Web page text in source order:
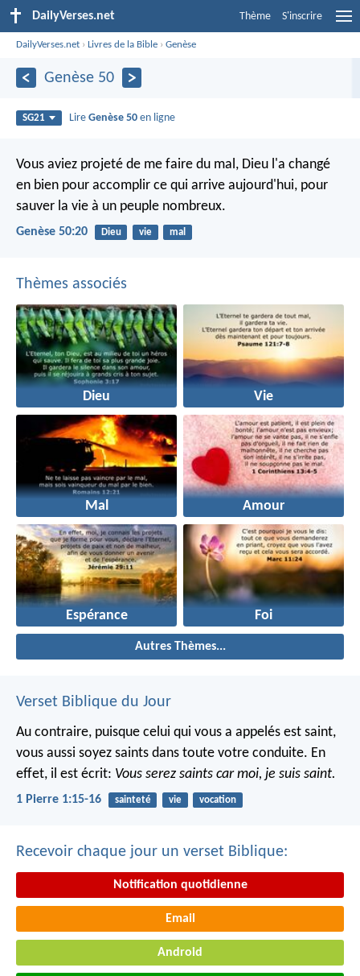
DailyVerses.net Thème S'inscrire
DailyVerses.net ›Livres de la Bible ›Genèse
Genèse 50
SG21 LireGenèse 50 en ligne
Vous aviez projeté de me faire du mal, Dieu l'a changé
en bien pour accomplir ce qui arrive aujourd'hui, pour
sauver la vie à un peuple nombreux.
Genèse 50:20 Dieu vie mal
Thèmes associés
Dieu Vie
Mal Amour
Espérance Foi
Autres Thèmes...
Verset Biblique du Jour
Au contraire, puisque celui qui vous a appelés est saint,
vous aussi soyez saints dans toute votre conduite. En
effet, il est écrit: Vous serez saints car moi, je suis saint.
1 Pierre 1:15-16 sainteté vie vocation
Recevoir chaque jour un verset Biblique:
Notification quotidienne
Email
Android